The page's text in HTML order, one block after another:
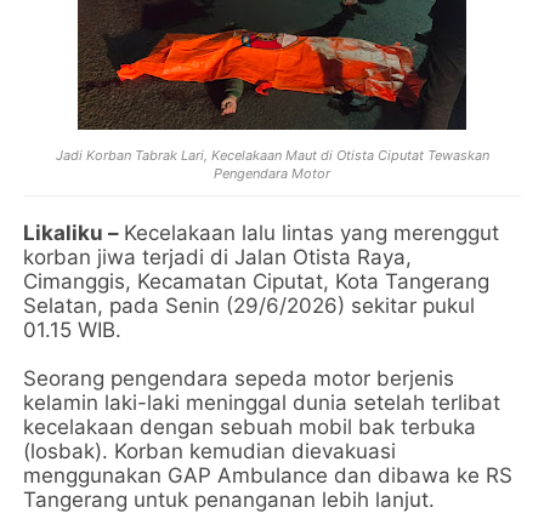
Jadi Korban Tabrak Lari, Kecelakaan Maut di Otista Ciputat Tewaskan
Pengendara Motor
Likaliku – Kecelakaan lalu lintas yang merenggut
korban jiwa terjadi di Jalan Otista Raya,
Cimanggis, Kecamatan Ciputat, Kota Tangerang
Selatan, pada Senin (29/6/2026) sekitar pukul
01.15 WIB.
Seorang pengendara sepeda motor berjenis
kelamin laki-laki meninggal dunia setelah terlibat
kecelakaan dengan sebuah mobil bak terbuka
(losbak). Korban kemudian dievakuasi
menggunakan GAP Ambulance dan dibawa ke RS
Tangerang untuk penanganan lebih lanjut.